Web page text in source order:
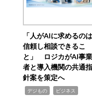
「人がAIに求めるのは
信頼し相談できるこ
と」 ロジカがAI事業
者と導入機関の共通指
針案を策定へ
デジもの ビジネス